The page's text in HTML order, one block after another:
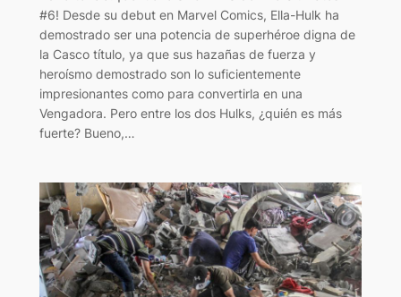
#6! Desde su debut en Marvel Comics, Ella-Hulk ha
demostrado ser una potencia de superhéroe digna de
la Casco título, ya que sus hazañas de fuerza y ​​
heroísmo demostrado son lo suficientemente
impresionantes como para convertirla en una
Vengadora. Pero entre los dos Hulks, ¿quién es más
fuerte? Bueno,…